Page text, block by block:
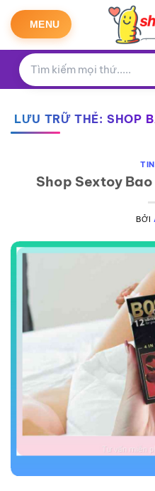
qua
dung
MENU
LƯU TRỮ THẺ: SHOP
Shop Sextoy
BỞI